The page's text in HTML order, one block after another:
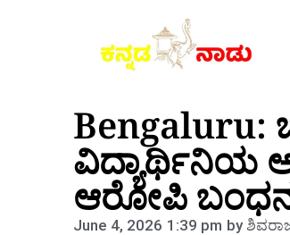
Bengaluru:
ವಿದ್ಯಾರ್ಥಿನಿಯ
ಆರೋಪಿ
June 4, 2026 1:39 pm by